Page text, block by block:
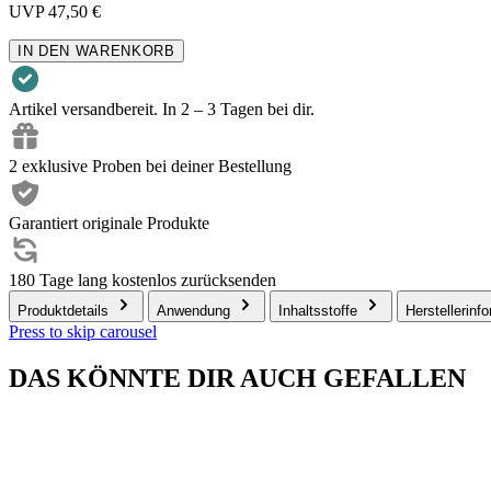
UVP47,50 €
IN DEN WARENKORB
Artikel versandbereit. In 2 – 3 Tagen bei dir.
2 exklusive Proben bei deiner Bestellung
Garantiert originale Produkte
180 Tage lang kostenlos zurücksenden
Produktdetails Anwendung Inhaltsstoffe
Press to skip carousel
DAS KÖNNTE DIR AUCH GEFALLEN